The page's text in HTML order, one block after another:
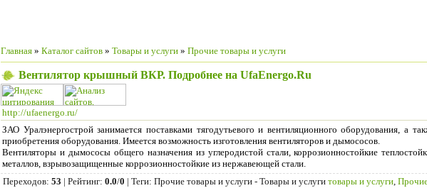
Главная » Каталог сайтов » Товары и услуги » Прочие товары и услуги
Вентилятор крышный ВКР. Подробнее на UfaEnergo.Ru
http://ufaenergo.ru/
ЗАО Уралэнергострой занимается поставками тягодутьевого и вентиляционного оборудования, а
приобретения оборудования. Имеется возможность изготовления вентиляторов и дымососов.
Вентиляторы и дымососы общего назначения из углеродистой стали, коррозионностойкие
металлов, взрывозащищенные коррозионностойкие из нержавеющей стали.
Переходов: 53 | Рейтинг: 0.0/0 | Теги: Прочие товары и услуги - Товары и услуги товары и услуги,